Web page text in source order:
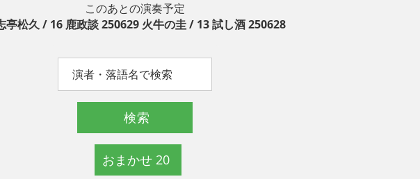
このあとの演奏予定
亭松久 / 16 鹿政談 250629 火牛の圭 / 13 試し酒 250628